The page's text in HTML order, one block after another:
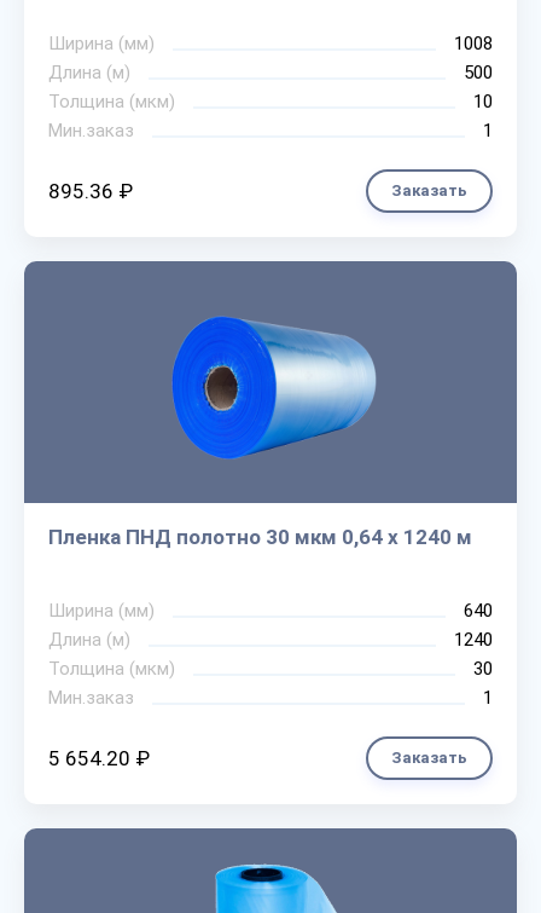
Ширина (мм)
1008
Длина (м)
500
Толщина (мкм)
10
Мин.заказ
1
895.36 ₽ Заказать
Пленка ПНД полотно 30 мкм 0,64 х 1240 м
Ширина (мм)
640
Длина (м)
1240
Толщина (мкм)
30
Мин.заказ
1
5 654.20 ₽ Заказать